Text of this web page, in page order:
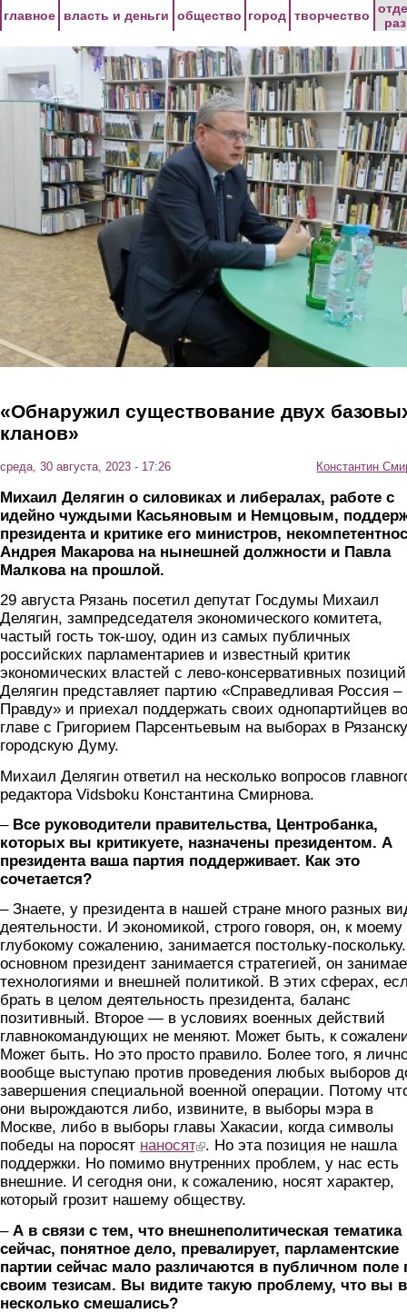
главное власть и деньги общество город творчество
«Обнаружил существование двух
кланов»
среда, 30 августа, 2023 - 17:26 Константин
Михаил Делягин о силовиках и либералах, работе с
идейно чуждыми Касьяновым и Немцовым,
президента и критике его министров,
Андрея Макарова на нынешней должности и Павла
Малкова на прошлой.
29 августа Рязань посетил депутат Госдумы Михаил
Делягин, зампредседателя экономического комитета,
частый гость ток-шоу, один из самых публичных
российских парламентариев и известный критик
экономических властей с лево-консервативных
Делягин представляет партию «Справедливая Россия –
Правду» и приехал поддержать своих однопартийцев во
главе с Григорием Парсентьевым на выборах в
городскую Думу.
Михаил Делягин ответил на несколько вопросов
редактора Vidsboku Константина Смирнова.
– Все руководители правительства, Центробанка,
которых вы критикуете, назначены президентом. А
президента ваша партия поддерживает. Как это
сочетается?
– Знаете, у президента в нашей стране много разных
деятельности. И экономикой, строго говоря, он, к моему
глубокому сожалению, занимается постольку-
основном президент занимается стратегией, он
технологиями и внешней политикой. В этих сферах,
брать в целом деятельность президента, баланс
позитивный. Второе — в условиях военных действий
главнокомандующих не меняют. Может быть, к
Может быть. Но это просто правило. Более того, я
вообще выступаю против проведения любых выборов
завершения специальной военной операции. Потому
они вырождаются либо, извините, в выборы мэра в
Москве, либо в выборы главы Хакасии, когда символы
победы на поросят наносят(link is external)
. Но эта позиция не нашла
поддержки. Но помимо внутренних проблем, у нас есть
внешние. И сегодня они, к сожалению, носят характер,
который грозит нашему обществу.
– А в связи с тем, что внешнеполитическая тематика
сейчас, понятное дело, превалирует, парламентские
партии сейчас мало различаются в публичном поле
своим тезисам. Вы видите такую проблему, что вы
несколько смешались?